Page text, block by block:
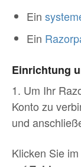
Ein
Ein
Einrichtung
1. Um Ihr
Konto zu
und
Klicken Sie